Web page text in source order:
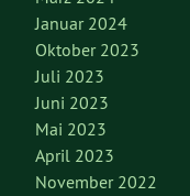
Januar 2024
Oktober 2023
Juli 2023
Juni 2023
Mai 2023
April 2023
November 2022